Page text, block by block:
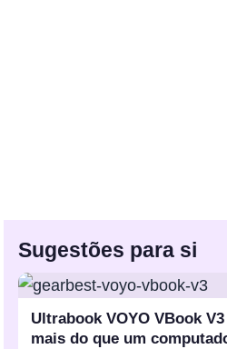
Sugestões para si
Ultrabook VOYO VBook
mais do que um